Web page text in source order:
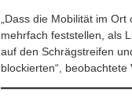
„Dass die Mobilität im
mehrfach feststellen, als
auf den Schrägstreifen
blockierten“, beobachtete